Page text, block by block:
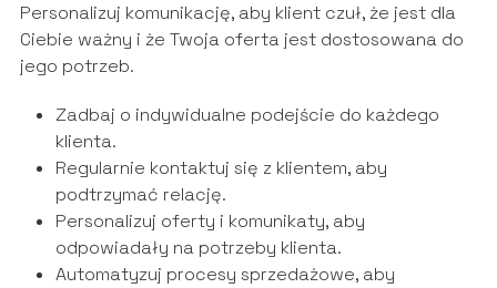
Personalizuj komunikację, aby klient czuł, że jest dla
Ciebie ważny i że Twoja oferta jest dostosowana do
jego potrzeb.
Zadbaj o indywidualne podejście do każdego
klienta.
Regularnie kontaktuj się z klientem, aby
podtrzymać relację.
Personalizuj oferty i komunikaty, aby
odpowiadały na potrzeby klienta.
Automatyzuj procesy sprzedażowe, aby